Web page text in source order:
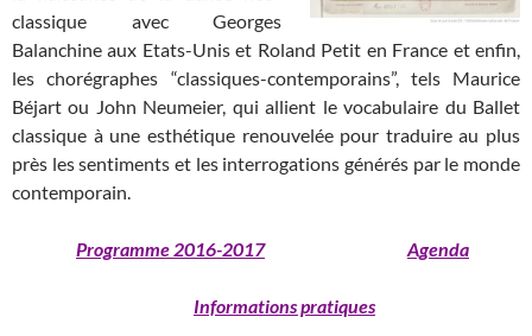
classique avec Georges
Balanchine aux Etats-Unis et Roland Petit en France et enfin,
les chorégraphes “classiques-contemporains”, tels Maurice
Béjart ou John Neumeier, qui allient le vocabulaire du Ballet
classique à une esthétique renouvelée pour traduire au plus
près les sentiments et les interrogations générés par le monde
contemporain.
Programme 2016-2017 Agenda
Informations pratiques